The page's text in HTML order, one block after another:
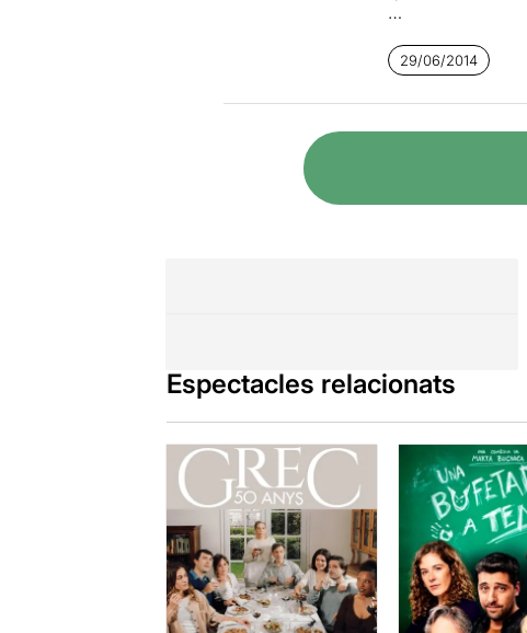
de la melancolia
de les fulles
aconsegueixen
La parella
en teatre
29/06/2014
Espectacles relacionats